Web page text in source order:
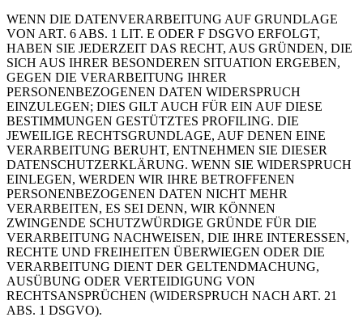
WENN DIE DATENVERARBEITUNG AUF GRUNDLAGE
VON ART. 6 ABS. 1 LIT. E ODER F DSGVO ERFOLGT,
HABEN SIE JEDERZEIT DAS RECHT, AUS GRÜNDEN, DIE
SICH AUS IHRER BESONDEREN SITUATION ERGEBEN,
GEGEN DIE VERARBEITUNG IHRER
PERSONENBEZOGENEN DATEN WIDERSPRUCH
EINZULEGEN; DIES GILT AUCH FÜR EIN AUF DIESE
BESTIMMUNGEN GESTÜTZTES PROFILING. DIE
JEWEILIGE RECHTSGRUNDLAGE, AUF DENEN EINE
VERARBEITUNG BERUHT, ENTNEHMEN SIE DIESER
DATENSCHUTZERKLÄRUNG. WENN SIE WIDERSPRUCH
EINLEGEN, WERDEN WIR IHRE BETROFFENEN
PERSONENBEZOGENEN DATEN NICHT MEHR
VERARBEITEN, ES SEI DENN, WIR KÖNNEN
ZWINGENDE SCHUTZWÜRDIGE GRÜNDE FÜR DIE
VERARBEITUNG NACHWEISEN, DIE IHRE INTERESSEN,
RECHTE UND FREIHEITEN ÜBERWIEGEN ODER DIE
VERARBEITUNG DIENT DER GELTENDMACHUNG,
AUSÜBUNG ODER VERTEIDIGUNG VON
RECHTSANSPRÜCHEN (WIDERSPRUCH NACH ART. 21
ABS. 1 DSGVO).